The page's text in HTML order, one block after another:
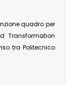
quadro per
Transformation
tra Politecnico